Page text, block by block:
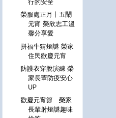
行的安全
榮服處正月十五鬧
元宵 榮欣志工溫
馨分享愛
拼福牛猜燈謎 榮家
住民歡慶元宵
防護衣穿脫演練 榮
家長輩防疫安心
UP
歡慶元宵節 榮家
長輩射燈謎趣味